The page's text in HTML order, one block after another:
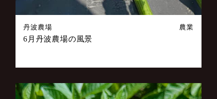
丹波農場 農業
6月丹波農場の風景